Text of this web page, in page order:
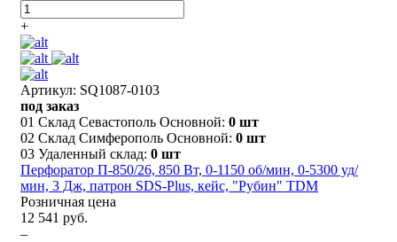
+
Артикул: SQ1087-0103
под заказ
01 Склад Севастополь Основной: 0 шт
02 Склад Симферополь Основной: 0 шт
03 Удаленный склад: 0 шт
Перфоратор П-850/26, 850 Вт, 0-1150 об/мин, 0-5300 уд/
мин, 3 Дж, патрон SDS-Plus, кейс, "Рубин" TDM
Розничная цена
12 541 руб.
–